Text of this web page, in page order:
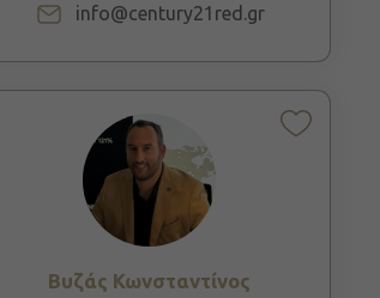
info@century21red.gr
Βυζάς Κωνσταντίνος